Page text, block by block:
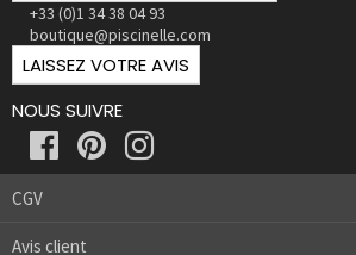
+33 (0)1 34 38 04 93
boutique@piscinelle.com
LAISSEZ VOTRE AVIS
NOUS SUIVRE
CGV
Avis client